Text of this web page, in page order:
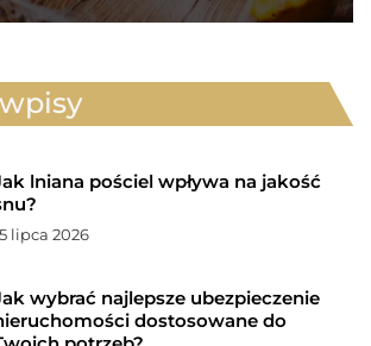
lniana pościel wpływa na jakość
lipca 2026
wybrać najlepsze ubezpieczenie
dostosowane do